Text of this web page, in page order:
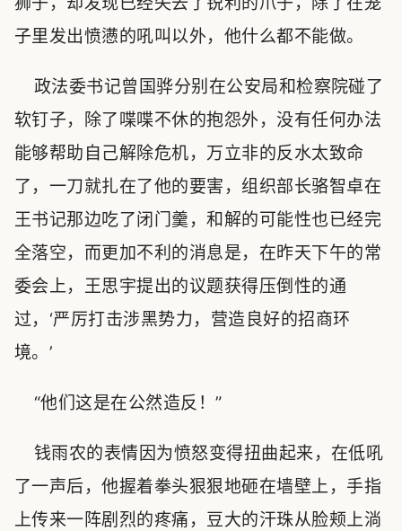
子里发出愤懑的吼叫以外，他什么都不能做。
政法委书记曾国骅分别在公安局和检察院碰了
软钉子，除了喋喋不休的抱怨外，没有任何办法
能够帮助自己解除危机，万立非的反水太致命
了，一刀就扎在了他的要害，组织部长骆智卓在
王书记那边吃了闭门羹，和解的可能性也已经完
全落空，而更加不利的消息是，在昨天下午的常
委会上，王思宇提出的议题获得压倒性的通
过，‘严厉打击涉黑势力，营造良好的招商环
境。’
“他们这是在公然造反！”
钱雨农的表情因为愤怒变得扭曲起来，在低吼
了一声后，他握着拳头狠狠地砸在墙壁上，手指
上传来一阵剧烈的疼痛，豆大的汗珠从脸颊上淌